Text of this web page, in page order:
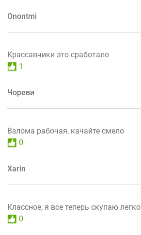
Onontmi
Крассавчики это сработало
1
Чореви
Взлома рабочая, качайте смело
0
Xarin
Классное, я все теперь скупаю легко
0